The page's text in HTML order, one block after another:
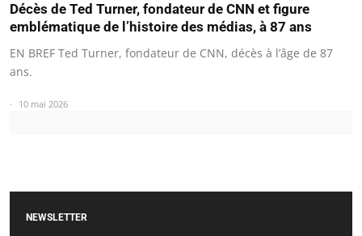
Décès de Ted Turner, fondateur de CNN et figure
emblématique de l’histoire des médias, à 87 ans
EN BREF Ted Turner, fondateur de CNN, décès à l’âge de 87
ans.
10 mai 2026
NEWSLETTER